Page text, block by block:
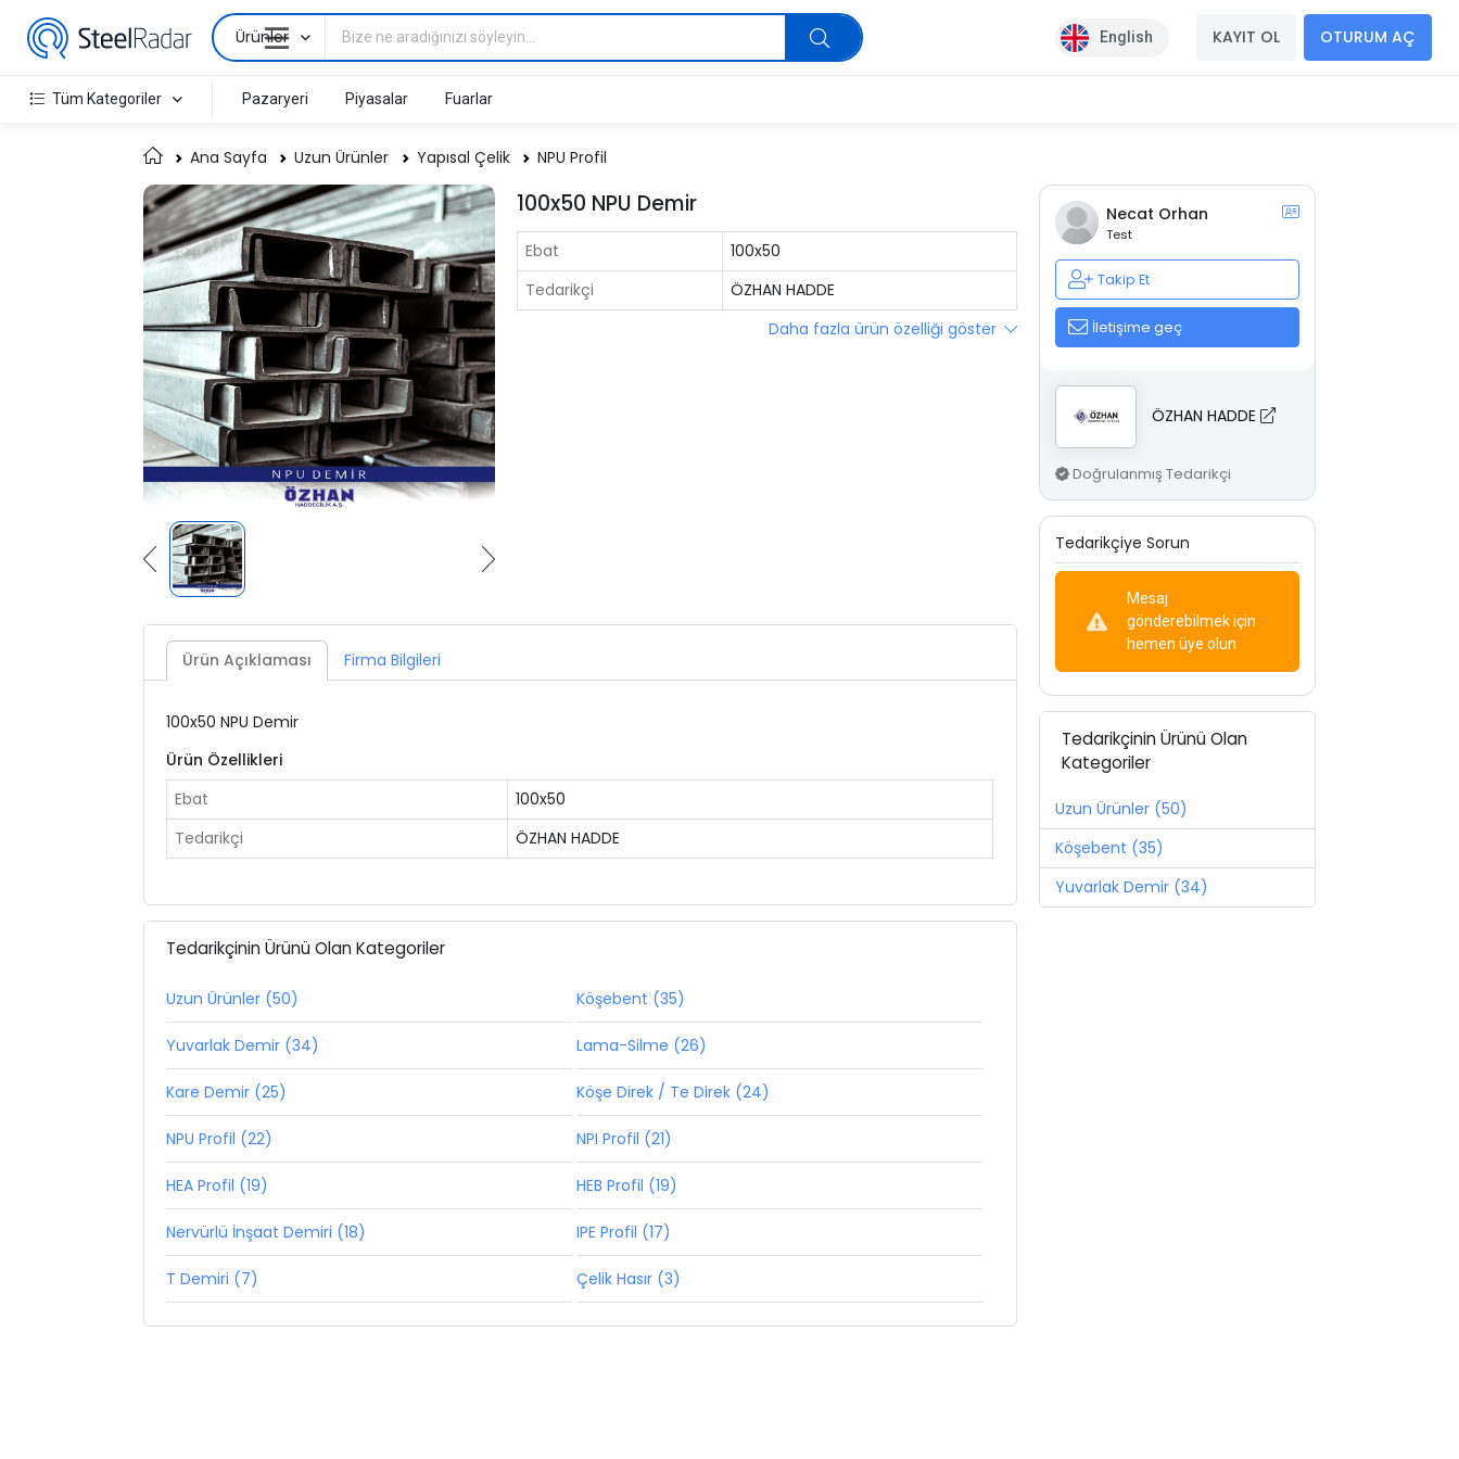
Ürünler English KAYIT OL OTURUM AÇ
Tüm Kategoriler Pazaryeri Piyasalar Fuarlar
Ana Sayfa Uzun Ürünler Yapısal Çelik NPU Profil
100x50 NPU Demir
Ebat
100x50
Tedarikçi
ÖZHAN HADDE
Daha fazla ürün özelliği göster
Ürün Açıklaması Firma Bilgileri
100x50 NPU Demir
Ürün Özellikleri
Ebat
100x50
Tedarikçi
ÖZHAN HADDE
Tedarikçinin Ürünü Olan Kategoriler
Uzun Ürünler (50) Köşebent (35)
Yuvarlak Demir (34) Lama-Silme (26)
Kare Demir (25) Köşe Direk / Te Direk (24)
NPU Profil (22) NPI Profil (21)
HEA Profil (19) HEB Profil (19)
Nervürlü İnşaat Demiri (18) IPE Profil (17)
T Demiri (7) Çelik Hasır (3)
Necat Orhan
Test
Takip Et
İletişime geç
ÖZHAN HADDE
Doğrulanmış Tedarikçi
Tedarikçiye Sorun
Mesaj
gönderebilmek için
hemen üye olun
Tedarikçinin Ürünü Olan
Kategoriler
Uzun Ürünler (50)
Köşebent (35)
Yuvarlak Demir (34)